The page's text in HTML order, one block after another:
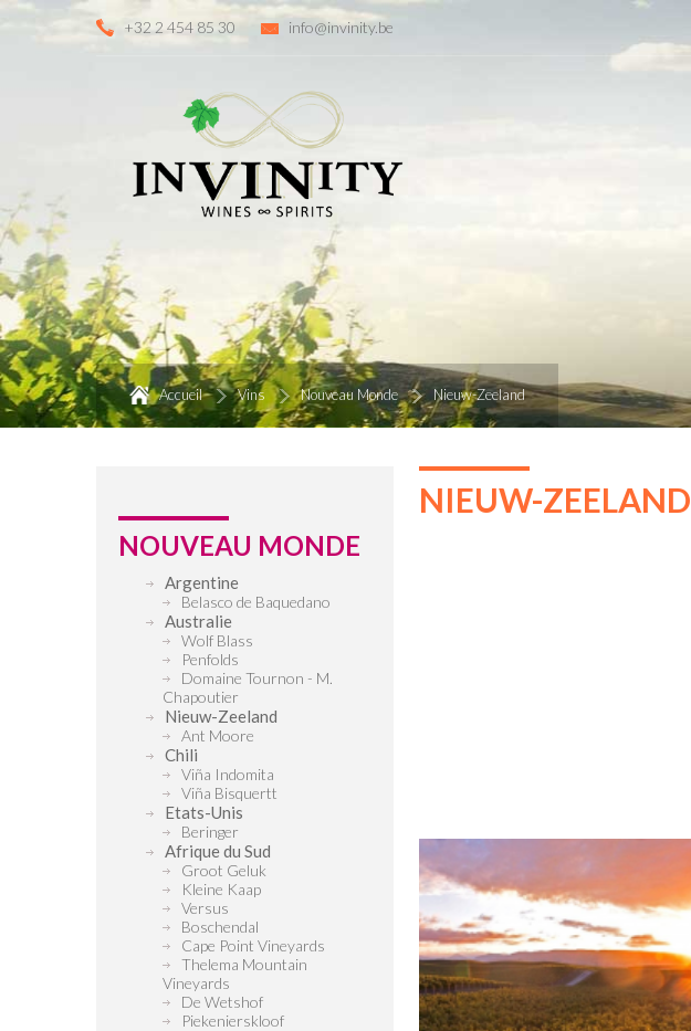
+32 2 454 85 30 info@invinity.be
Accueil Vins Nouveau Monde Nieuw-Zeeland
NOUVEAU MONDE
Argentine
Belasco de Baquedano
Australie
Wolf Blass
Penfolds
Domaine Tournon - M.
Chapoutier
Nieuw-Zeeland
Ant Moore
Chili
Viña Indomita
Viña Bisquertt
Etats-Unis
Beringer
Afrique du Sud
Groot Geluk
Kleine Kaap
Versus
Boschendal
Cape Point Vineyards
Thelema Mountain
Vineyards
De Wetshof
Piekenierskloof
NIEUW-ZEELAND